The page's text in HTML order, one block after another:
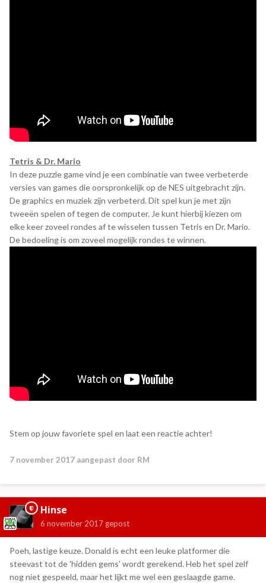
Tetris & Dr. Mario
In deze puzzle game vind je een combinatie van twee verbeterde
versies van games die oorspronkelijk op de NES uitgebracht zijn.
De graphics en muziek zijn verbeterd. Dit spel kun je met zijn
tweeën spelen of tegen de computer. Je kunt hierbij kiezen om
elke keer zoveel rondes af te wisselen tussen Tetris en Dr. Mario.
De bedoeling is om zoveel mogelijk rondes te winnen.
Stem op jouw favoriete spel en laat een reactie achter!
7 november 2017 aangepast door RM
Hinse
6 november 2017 gepost
Poeh, lastige keuze. Donald is echt een leuke platformer die
steevast tot de 'hidden gems' wordt gerekend. Heb het spel zelf
nog niet gespeeld, maar het lijkt me wel een geslaagde game.